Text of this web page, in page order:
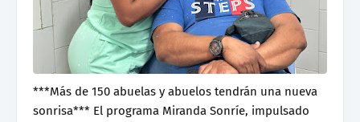
***Más de 150 abuelas y abuelos tendrán una nueva
sonrisa*** El programa Miranda Sonríe, impulsado